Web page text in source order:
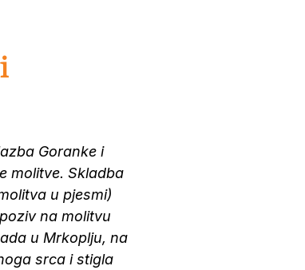
Goranke i
molitve. Skladba
u pjesmi)
na molitvu
u Mrkoplju, na
srca i stigla